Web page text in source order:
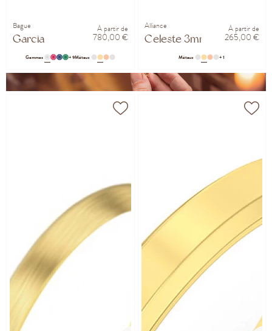
Bague
Garcia
À partir de
780,00 €
Gemmes + 9Métaux
Alliance
Celeste 3mm
À partir de
265,00 €
Métaux + 1